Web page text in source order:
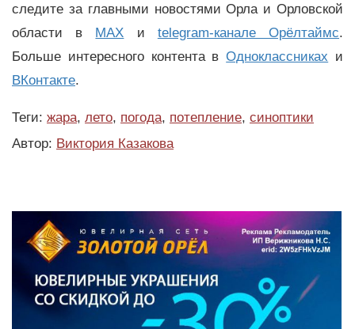
следите за главными новостями Орла и Орловской
области в MAX и telegram-канале Орёлтаймс.
Больше интересного контента вОдноклассниках и
ВКонтакте.
Теги: жара, лето, погода, потепление, синоптики
Автор: Виктория Казакова